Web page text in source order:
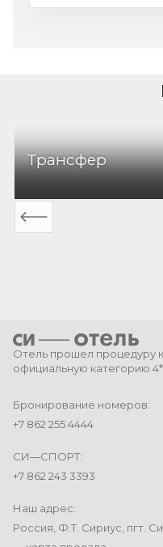
Трансфер
Отель прошел процедуру
официальную категорию
Бронирование номеров:
+7 862 255 4444
СИ—СПОРТ:
+7 862 243 3393
Наш адрес:
Россия, Ф.Т. Сириус, пгт.